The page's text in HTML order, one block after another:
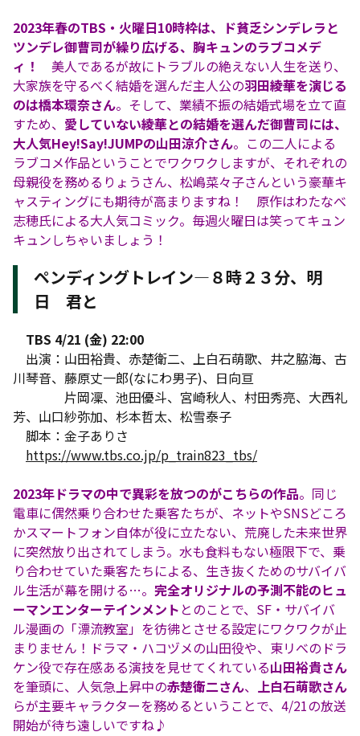
2023年春のTBS・火曜日10時枠は、ド貧乏シンデレラと
ツンデレ御曹司が繰り広げる、胸キュンのラブコメデ
ィ！
美人であるが故にトラブルの絶えない人生を送り、
大家族を守るべく結婚を選んだ主人公の羽田綾華を演じる
のは橋本環奈さん。そして、業績不振の結婚式場を立て直
すため、 愛していない綾華との結婚を選んだ御曹司には、
大人気Hey!Say!JUMPの山田涼介さん。この二人による
ラブコメ作品ということでワクワクしますが、それぞれの
母親役を務めるりょうさん、松嶋菜々子さんという豪華キ
ャスティングにも期待が高まりますね！ 原作はわたなべ
志穂氏による大人気コミック。毎週火曜日は笑ってキュン
キュンしちゃいましょう！
ペンディングトレイン―８時２３分、明
日 君と
TBS 4/21 (金) 22:00
出演：山田裕貴、赤楚衛二、上白石萌歌、井之脇海、古
川琴音、藤原丈一郎(なにわ男子)、日向亘
片岡凜、池田優斗、宮崎秋人、村田秀亮、大西礼
芳、山口紗弥加、杉本哲太、松雪泰子
脚本：金子ありさ
https://www.tbs.co.jp/p_train823_tbs/
2023年ドラマの中で異彩を放つのがこちらの作品。同じ
電車に偶然乗り合わせた乗客たちが、ネットやSNSどころ
かスマートフォン自体が役に立たない、荒廃した未来世界
に突然放り出されてしまう。水も食料もない極限下で、乗
り合わせていた乗客たちによる、生き抜くためのサバイバ
ル生活が幕を開ける…。 完全オリジナルの予測不能のヒュ
ーマンエンターテインメント とのことで、SF・サバイバ
ル漫画の「漂流教室」を彷彿とさせる設定にワクワクが止
まりません！ドラマ・ハコヅメの山田役や、東リべのドラ
ケン役で存在感ある演技を見せてくれている山田裕貴さん
を筆頭に、人気急上昇中の赤楚衛二さん、 上白石萌歌さん
らが主要キャラクターを務めるということで、4/21の放送
開始が待ち遠しいですね♪